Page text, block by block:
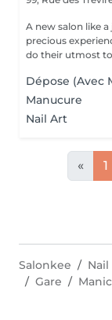
A new salon like
precious
do their utmost
Dépose (Avec
Manucure
Nail Art
« 1
Salonkee
Gare